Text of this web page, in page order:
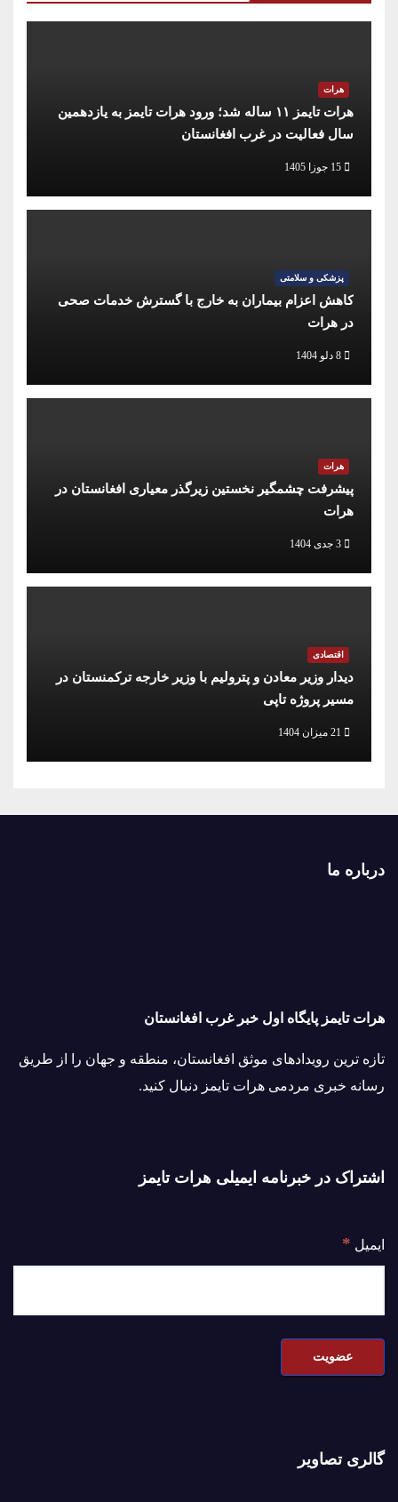
هرات
هرات تایمز ۱۱ ساله شد؛ ورود هرات تایمز به یازدهمین
سال فعالیت در غرب افغانستان
15 جوزا 1405
پزشکی و سلامتی
کاهش اعزام بیماران به خارج با گسترش خدمات صحی
در هرات
8 دلو 1404
هرات
پیشرفت چشمگیر نخستین زیرگذر معیاری افغانستان در
هرات
3 جدی 1404
اقتصادی
دیدار وزیر معادن و پترولیم با وزیر خارجه ترکمنستان در
مسیر پروژه تاپی
21 میزان 1404
درباره ما
هرات تایمز پایگاه اول خبر غرب افغانستان
تازه ترین رویدادهای موثق افغانستان، منطقه و جهان را از طریق
رسانه خبری مردمی هرات تایمز دنبال کنید.
اشتراک در خبرنامه ایمیلی هرات تایمز
ایمیل *
گالری تصاویر